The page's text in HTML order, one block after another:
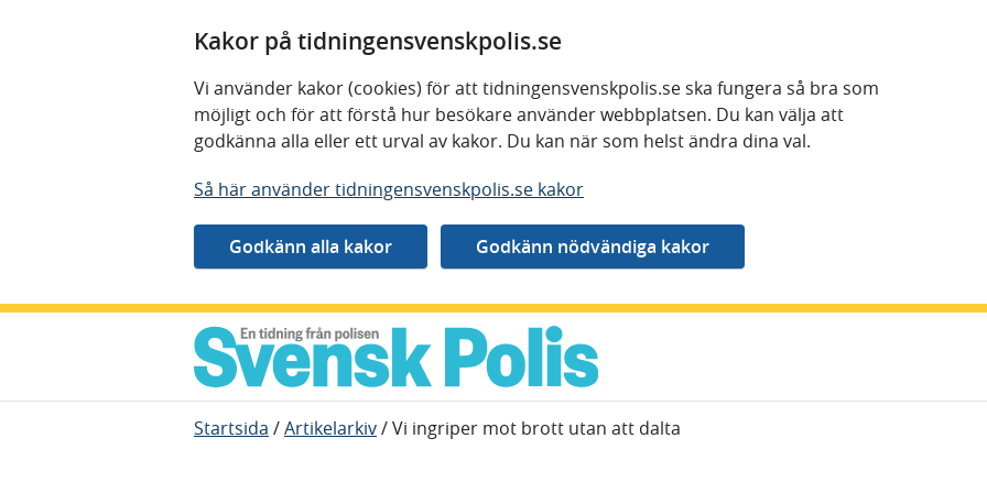
Kakor på tidningensvenskpolis.se
Vi använder kakor (cookies) för att tidningensvenskpolis.se ska fungera så bra som
möjligt och för att förstå hur besökare använder webbplatsen. Du kan välja att
godkänna alla eller ett urval av kakor. Du kan när som helst ändra dina val.
Så här använder tidningensvenskpolis.se kakor
Startsida /Artikelarkiv/Vi ingriper mot brott utan att dalta